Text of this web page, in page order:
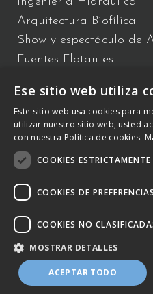
Arquitectura Biofílica
Show y espectáculo de
Fuentes Flotantes
C/ Vallès 2 – Polígono Industrial
Llobregat, Barcelona –
+34 934 809 150 –
otbwaterdesign.com – Todos los
POLÍTICA DE
AVISO LEGAL Y
Ese sitio web utiliza
Este sitio web usa cookies para
utilizar nuestro sitio web, usted
con nuestra Política de cookies.
COOKIES ESTRICTAMENTE
COOKIES DE PREFERENCIAS
COOKIES NO
MOSTRAR DETALLES
ACEPTAR TODO